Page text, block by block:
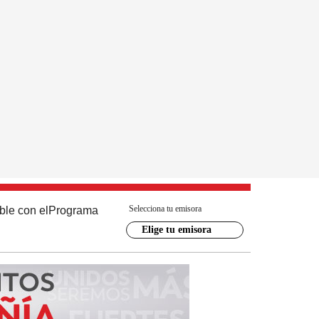
con el Programa Selecciona tu emisora
Elige tu emisora